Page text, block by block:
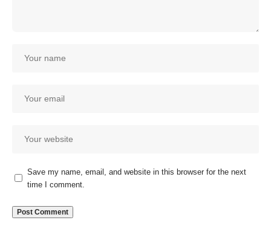
Save my name, email, and website in this browser for the next
time I comment.